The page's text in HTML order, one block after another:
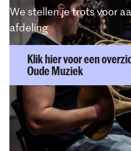
We stellen je trots voor
afdeling
Klik hier voor een
Oude Muziek
Ontmoet ons team